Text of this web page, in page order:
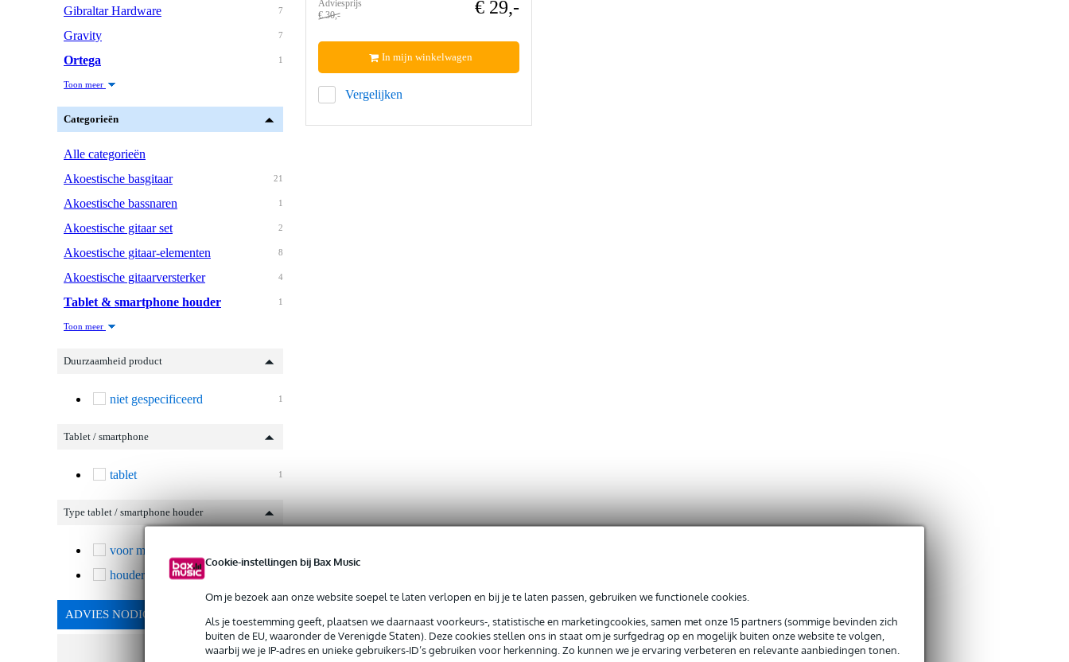
Cookie-instellingen bij Bax Music
Om je bezoek aan onze website soepel te laten verlopen en bij je te laten passen, gebruiken we functionele cookies.
Als je toestemming geeft, plaatsen we daarnaast voorkeurs-, statistische en marketingcookies, samen met onze 15 partners (sommige bevinden zich
buiten de EU, waaronder de Verenigde Staten). Deze cookies stellen ons in staat om je surfgedrag op en mogelijk buiten onze website te volgen,
waarbij we je IP-adres en unieke gebruikers-ID’s gebruiken voor herkenning. Zo kunnen we je ervaring verbeteren en relevante aanbiedingen tonen.
7
Gibraltar Hardware
7
Gravity
1
Ortega
Toon meer
Categorieën
Alle categorieën
21
Akoestische basgitaar
1
Akoestische bassnaren
2
Akoestische gitaar set
8
Akoestische gitaar-elementen
4
Akoestische gitaarversterker
1
Tablet & smartphone houder
Toon meer
Duurzaamheid product
1
niet gespecificeerd
Tablet / smartphone
1
tablet
Type tablet / smartphone houder
voor microfoonstatief
houder met klem
ADVIES NODIG?
Adviesprijs
€ 30,-
€ 29,-
Vergelijken
In mijn winkelwagen